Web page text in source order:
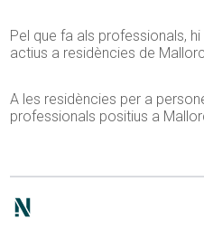
Pel que fa als professionals,
actius a residències de
A les residències per a
professionals positius a